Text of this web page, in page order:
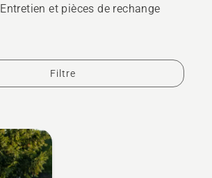
Entretien et pièces de rechange
Filtre